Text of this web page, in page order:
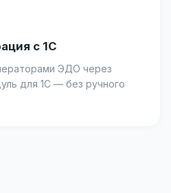
с 1С
ЭДО через
для 1С — без ручного